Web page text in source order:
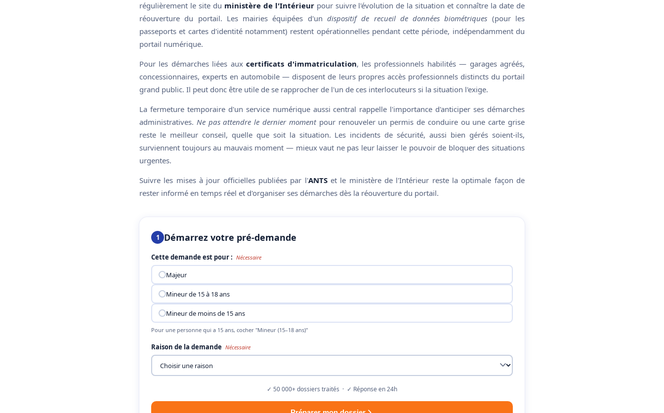
régulièrement le site du ministère de l'Intérieurpour suivre l'évolution de la situation et connaître la date de
réouverture du portail. Les mairies équipées d'un dispositif de recueil de données biométriques (pour les
passeports et cartes d'identité notamment) restent opérationnelles pendant cette période, indépendamment du
portail numérique.
Pour les démarches liées auxcertificats d'immatriculation, les professionnels habilités — garages agréés,
concessionnaires, experts en automobile — disposent de leurs propres accès professionnels distincts du portail
grand public. Il peut donc être utile de se rapprocher de l'un de ces interlocuteurs si la situation l'exige.
La fermeture temporaire d'un service numérique aussi central rappelle l'importance d'anticiper ses démarches
administratives. Ne pas attendre le dernier momentpour renouveler un permis de conduire ou une carte grise
reste le meilleur conseil, quelle que soit la situation. Les incidents de sécurité, aussi bien gérés soient-ils,
surviennent toujours au mauvais moment — mieux vaut ne pas leur laisser le pouvoir de bloquer des situations
urgentes.
Suivre les mises à jour officielles publiées par l'ANTSet le ministère de l'Intérieur reste la optimale façon de
rester informé en temps réel et d'organiser ses démarches dès la réouverture du portail.
1 Démarrez votre pré-demande
Cette demande est pour : Nécessaire
Majeur
Mineur de 15 à 18 ans
Mineur de moins de 15 ans
Pour une personne qui a 15 ans, cocher "Mineur (15–18 ans)"
Raison de la demande Nécessaire
✓ 50 000+ dossiers traités · ✓ Réponse en 24h